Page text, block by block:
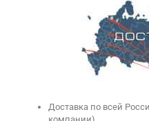
Доставка по всей